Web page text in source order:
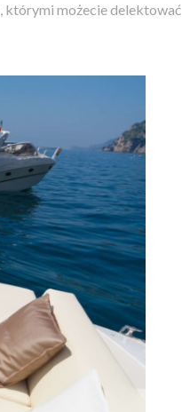
, którymi możecie delektować